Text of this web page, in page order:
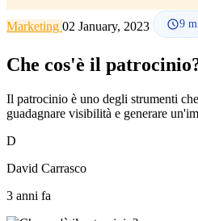
Marketing 02 January, 2023 9
Che cos'è il
Il patrocinio è uno degli strumenti
guadagnare visibilità e generare
D
David Carrasco
3 anni fa